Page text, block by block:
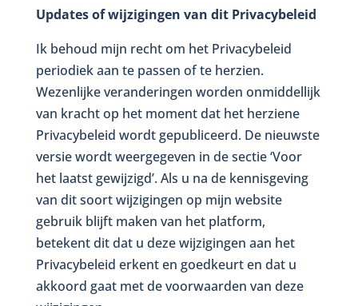
Updates of wijzigingen van dit Privacybeleid
Ik behoud mijn recht om het Privacybeleid
periodiek aan te passen of te herzien.
Wezenlijke veranderingen worden onmiddellijk
van kracht op het moment dat het herziene
Privacybeleid wordt gepubliceerd. De nieuwste
versie wordt weergegeven in de sectie ‘Voor
het laatst gewijzigd’. Als u na de kennisgeving
van dit soort wijzigingen op mijn website
gebruik blijft maken van het platform,
betekent dit dat u deze wijzigingen aan het
Privacybeleid erkent en goedkeurt en dat u
akkoord gaat met de voorwaarden van deze